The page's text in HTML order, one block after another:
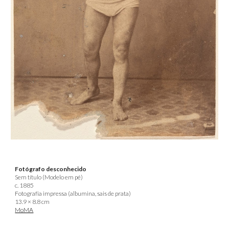
Fotógrafo desconhecido
Sem título (Modelo em pé)
c. 1885
Fotografia impressa (albumina, sais de prata)
13.9 × 8.8 cm
MoMA